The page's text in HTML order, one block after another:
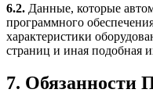
6.2. Данные, которые
программного
характеристики
страниц и иная подобная
7. Обязанности